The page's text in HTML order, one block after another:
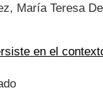
María Teresa
en el